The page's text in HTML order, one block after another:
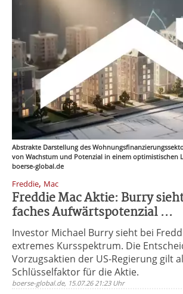
Abstrakte Darstellung des
von Wachstum und Potenzial in einem optimistischen
boerse-global.de
Freddie, Mac
Freddie Mac Aktie: Burry
faches Aufwärtspotenzial ...
Investor Michael Burry sieht bei
extremes Kursspektrum. Die
Vorzugsaktien der US-Regierung gilt
Schlüsselfaktor für die Aktie.
boerse-global.de, 15.07.26 21:23 Uhr